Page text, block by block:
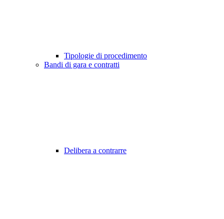
Tipologie di procedimento
Bandi di gara e contratti
Delibera a contrarre